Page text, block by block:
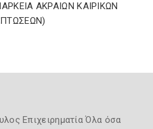
ΑΚΡΑΙΩΝ ΚΑΙΡΙΚΩΝ
Επιχειρηματία Όλα όσα